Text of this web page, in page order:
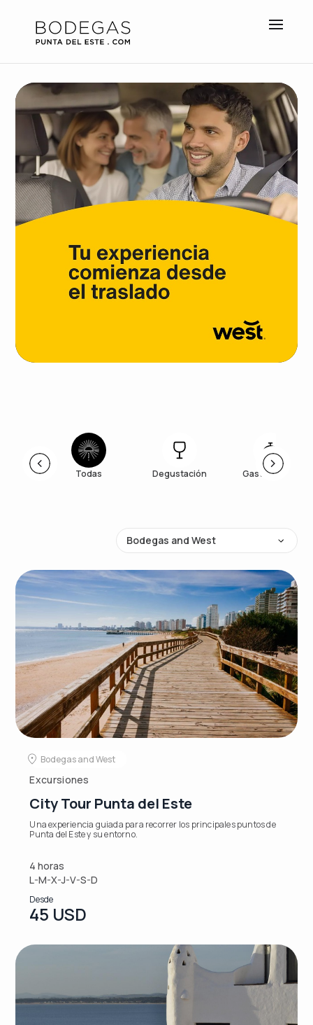
Todas Degustación Gastronomía
Bodegas and West
Excursiones
City Tour Punta del Este
Una experiencia guiada para recorrer los principales puntos de
Punta del Este y su entorno.
4 horas
L-M-X-J-V-S-D
Desde
45 USD